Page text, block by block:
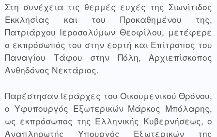
Στη συνέχεια τις θερμές ευχές της Σιωνίτιδος
Εκκλησίας και του Προκαθημένου της,
Πατριάρχου Ιεροσολύμων Θεοφίλου, μετέφερε
ο εκπρόσωπός του στην εορτή και Επίτροπος του
Παναγίου Τάφου στην Πόλη, Αρχιεπίσκοπος
Ανθηδόνος Νεκτάριος.
Παρέστησαν Ιεράρχες του Οικουμενικού Θρόνου,
ο Υφυπουργός Εξωτερικών Μάρκος Μπόλαρης,
ως εκπρόσωπος της Ελληνικής Κυβερνήσεως, ο
Αναπληρωτής Υπουργός Εξωτερικών της